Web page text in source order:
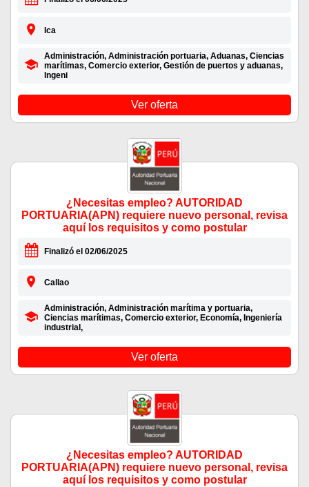
Ica
Administración, Administración portuaria, Aduanas, Ciencias
marítimas, Comercio exterior, Gestión de puertos y aduanas,
Ingeni
Ver oferta
¿Necesitas empleo? AUTORIDAD
PORTUARIA(APN) requiere nuevo personal, revisa
aquí los requisitos y como postular
Finalizó el 02/06/2025
Callao
Administración, Administración marítima y portuaria,
Ciencias marítimas, Comercio exterior, Economía, Ingeniería
industrial,
Ver oferta
¿Necesitas empleo? AUTORIDAD
PORTUARIA(APN) requiere nuevo personal, revisa
aquí los requisitos y como postular